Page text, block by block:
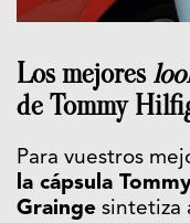
Los mejores
de Tommy
Para vuestros
la cápsula
Grainge sintetiza